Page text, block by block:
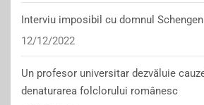
Interviu imposibil cu domnul Schengen
12/12/2022
Un profesor universitar dezvăluie
denaturarea folclorului românesc